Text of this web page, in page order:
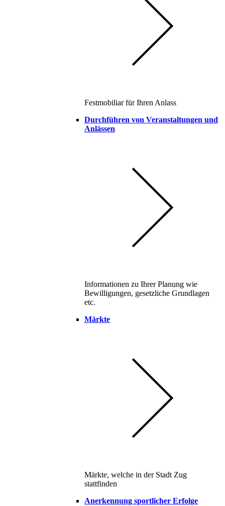
Festmobiliar für Ihren Anlass
Durchführen von Veranstaltungen und
Anlässen
Informationen zu Ihrer Planung wie
Bewilligungen, gesetzliche Grundlagen
etc.
Märkte
Märkte, welche in der Stadt Zug
stattfinden
Anerkennung sportlicher Erfolge